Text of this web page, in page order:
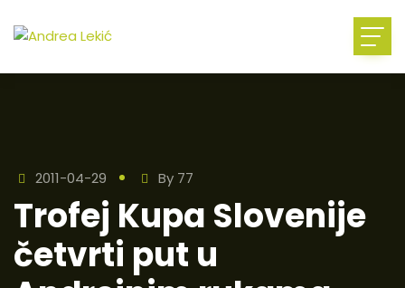
2011-04-29 By 77
Trofej Kupa Slovenije
četvrti put u